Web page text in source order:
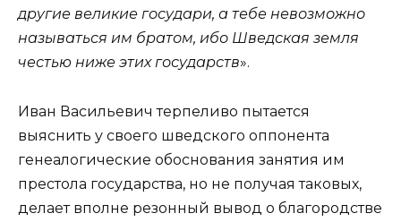
другие великие государи, а тебе невозможно
называться им братом, ибо Шведская земля
честью ниже этих государств».
Иван Васильевич терпеливо пытается
выяснить у своего шведского оппонента
генеалогические обоснования занятия им
престола государства, но не получая таковых,
делает вполне резонный вывод о благородстве